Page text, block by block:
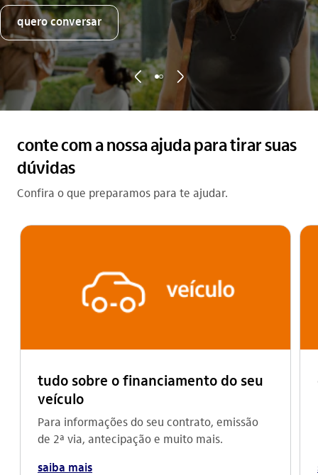
quero conversar
seta_esquerda seta_direita
conte com a nossa ajuda para tirar suas
dúvidas
Confira o que preparamos para te ajudar.
tudo sobre o financiamento do seu
veículo
Para informações do seu contrato, emissão
de 2ª via, antecipação e muito mais.
saiba mais